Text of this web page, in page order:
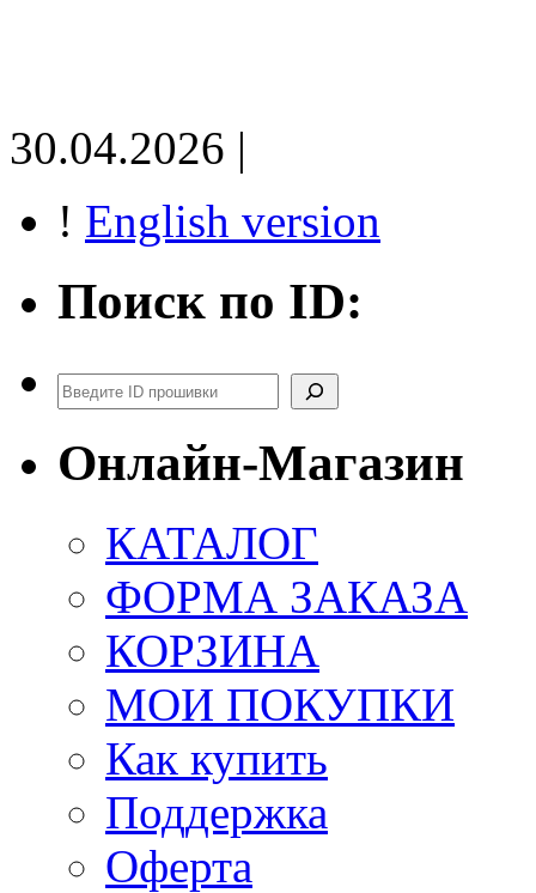
30.04.2026 |
! English version
Поиск по ID:
Поиск
Онлайн-Магазин
КАТАЛОГ
ФОРМА ЗАКАЗА
КОРЗИНА
МОИ ПОКУПКИ
Как купить
Поддержка
Оферта